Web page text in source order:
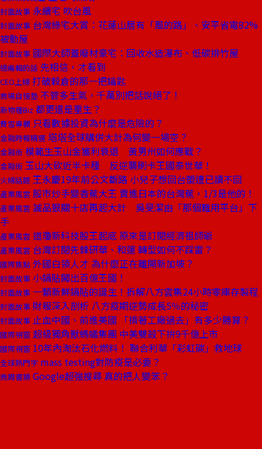
封面故事 永續宅 吹台風
封面故事 台灣綠宅大賞：花蓮山居有「風的路」、安平省電82%
被動屋
封面故事 國際大師蓋廢材豪宅：回收水造瀑布、低碳排竹屋
總編輯的話 先相信，才看到
CEO上線 打破穀倉的那一把鑰匙
商場自慢塾 不管多生氣，千萬別把話說絕了！
新物種Biz 都更還是重生？
費雪專欄 只看數據投資為什麼是危險的？
金融時報精選 塔塔全球購併大計為何變一場空？
金融街 模範生玉山金獲利衰退 黃男州如何應戰？
金融街 玉山大砍近半卡種 反逆襲刷卡王國泰世華！
火線話題 王永慶19年前公文斷路 小兒子想回台塑遭已讀不回
產業風雲 股市炒手變香蕉大王 賣進日本的台灣蕉，1/3是他的！
產業風雲 誠品狠關十店再起大計 吳旻潔由「那個難用平台」下
手
產業風雲 道瓊新科技股王起底 原來是訂閱經濟祖師爺
產業風雲 台灣訂閱先鋒研華、和運 轉型如何不踩雷？
國際焦點 外國白領人才 為什麼正在離開新加坡？
封面故事 小鍋貼闖出百億王國！
封面故事 一顆新鮮鍋貼的誕生！拆解八方雲集24小時零庫存製程
封面故事 財報深入剖析 八方疫期逆勢成長5％的秘密
封面故事 止血中國、前進美國 「揹著工廠過去」有多少勝算？
國際視窗 超級獨角獸螞蟻集團 中美雙殺下拚9千億上市
國際視窗 10年內淘汰石化燃料！ 聯合利華「彩虹碳」救地球
全球熱門字 mass testing對防疫是必要？
商周書摘 Google超強搜尋 真的把人變笨？